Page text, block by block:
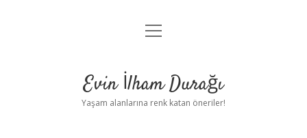
Anasayfa
Yasal Uyarı
menüyü
Evin İlham Durağı
Yaşam alanlarına renk katan öneriler!